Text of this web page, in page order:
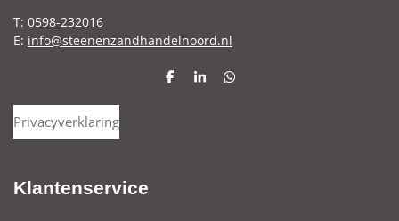
T: 0598-232016
E: info@steenenzandhandelnoord.nl
D
S
D
Privacyverklaring
Klantenservice